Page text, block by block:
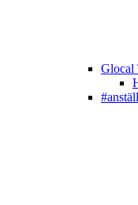
Glocal